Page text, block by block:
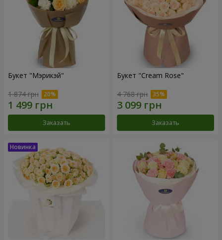
Букет "Мэрикэй"
1 874 грн
Заказать
Букет "Cream Rose"
4 768 грн
Заказать